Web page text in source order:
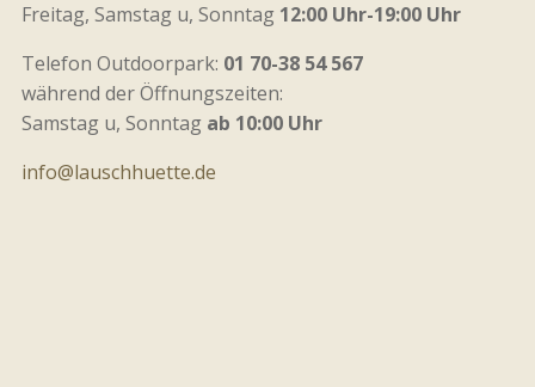
Freitag, Samstag u, Sonntag 12:00 Uhr-19:00 Uhr
Telefon Outdoorpark: 01 70-38 54 567
während der Öffnungszeiten:
Samstag u, Sonntagab 10:00 Uhr
info@lauschhuette.de